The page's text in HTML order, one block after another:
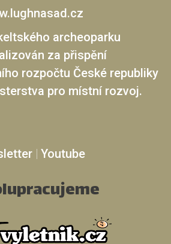
archeoparku
za přispění
rozpočtu České republiky
pro místní rozvoj.
| Youtube